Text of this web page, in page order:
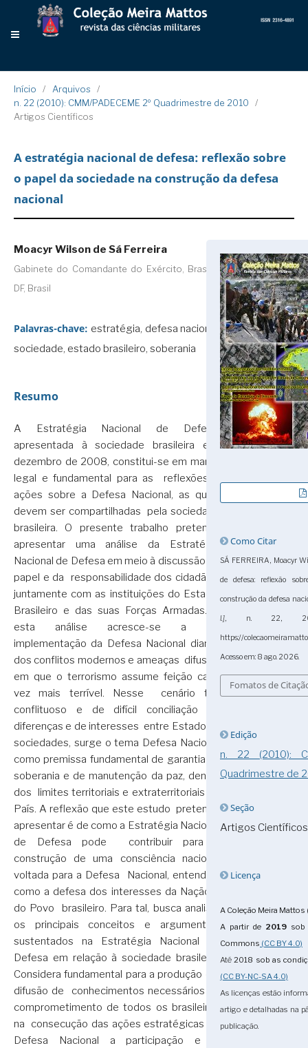
Início / Arquivos
/
n. 22 (2010): CMM/PADECEME 2º Quadrimestre de 2010
/
Artigos Científicos
A estratégia nacional de defesa: reflexão sobre
o papel da sociedade na construção da defesa
nacional
Moacyr Wilson de Sá Ferreira
Gabinete do Comandante do Exército, Brasília,
DF, Brasil
Palavras-chave: estratégia, defesa nacional,
sociedade, estado brasileiro, soberania
Resumo
A Estratégia Nacional de Defesa,
apresentada à sociedade brasileira em
dezembro de 2008, constitui-se em marco
legal e fundamental para as reflexões e
ações sobre a Defesa Nacional, as quais
devem ser compartilhadas pela sociedade
brasileira. O presente trabalho pretende
apresentar uma análise da Estratégia
Nacional de Defesa em meio à discussão do
papel e da responsabilidade dos cidadãos,
juntamente com as instituições do Estado
Brasileiro e das suas Forças Armadas. A
esta análise acresce-se a da
implementação da Defesa Nacional diante
dos conflitos modernos e ameaças difusas,
em que o terrorismo assume feição cada
vez mais terrível. Nesse cenário tão
conflituoso e de difícil conciliação de
diferenças e de interesses entre Estados e
sociedades, surge o tema Defesa Nacional
como premissa fundamental de garantia da
soberania e de manutenção da paz, dentro
dos limites territoriais e extraterritoriais do
País. A reflexão que este estudo pretende
apresentar é de como a Estratégia Nacional
de Defesa pode contribuir para a
construção de uma consciência nacional
voltada para a Defesa Nacional, entendida
como a defesa dos interesses da Nação e
do Povo brasileiro. Para tal, busca analisar
os principais conceitos e argumentos
sustentados na Estratégia Nacional de
Defesa em relação à sociedade brasileira.
Considera fundamental para a produção e a
difusão de conhecimentos necessários ao
comprometimento de todos os brasileiros
na consecução das ações estratégicas de
Defesa Nacional a participação e o
Como Citar
SÁ FERREIRA, Moacyr
de defesa: reflexão
construção da defesa
l.], n. 22,
https://
Acesso em: 8 ago. 2026.
Fomatos de
Edição
n. 22 (2010):
Quadrimestre de
Seção
Artigos Científicos
Licença
A Coleção Meira Mattos
A partir de 2019 sob
Commons (CC BY 4.0)
Até2018 sob as
(CC BY-NC-SA 4.0)
As licenças estão
artigo e detalhadas na
publicação.